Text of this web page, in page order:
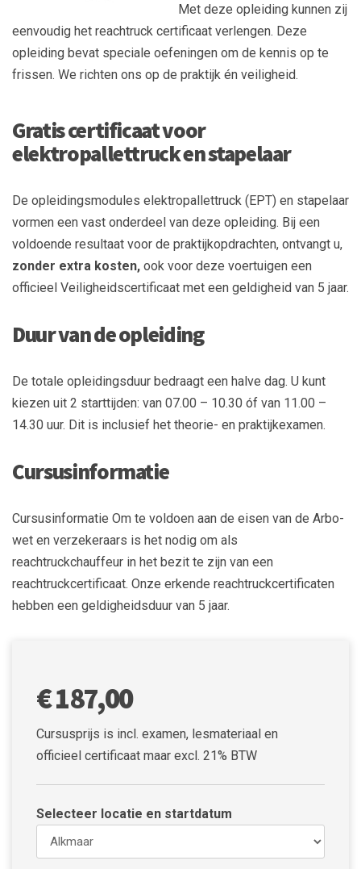
Met deze opleiding kunnen zij
eenvoudig het reachtruck certificaat verlengen. Deze
opleiding bevat speciale oefeningen om de kennis op te
frissen. We richten ons op de praktijk én veiligheid.
Gratis certificaat voor
elektropallettruck en stapelaar
De opleidingsmodules elektropallettruck (EPT) en stapelaar
vormen een vast onderdeel van deze opleiding. Bij een
voldoende resultaat voor de praktijkopdrachten, ontvangt u,
zonder extra kosten, ook voor deze voertuigen een
officieel Veiligheidscertificaat met een geldigheid van 5 jaar.
Duur van de opleiding
De totale opleidingsduur bedraagt een halve dag. U kunt
kiezen uit 2 starttijden: van 07.00 – 10.30 óf van 11.00 –
14.30 uur. Dit is inclusief het theorie- en praktijkexamen.
Cursusinformatie
Cursusinformatie Om te voldoen aan de eisen van de Arbo-
wet en verzekeraars is het nodig om als
reachtruckchauffeur in het bezit te zijn van een
reachtruckcertificaat. Onze erkende reachtruckcertificaten
hebben een geldigheidsduur van 5 jaar.
€ 187,00
Cursusprijs is incl. examen, lesmateriaal en
officieel certificaat maar excl. 21% BTW
Selecteer locatie en startdatum